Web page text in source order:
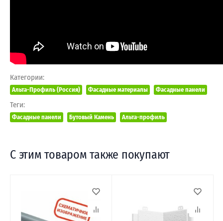
Категории:
Альта-Профиль (Россия) Фасадные материалы Фасадные панели
Теги:
Фасадные панели Бутовый Камень Альта-профиль
С этим товаром также покупают